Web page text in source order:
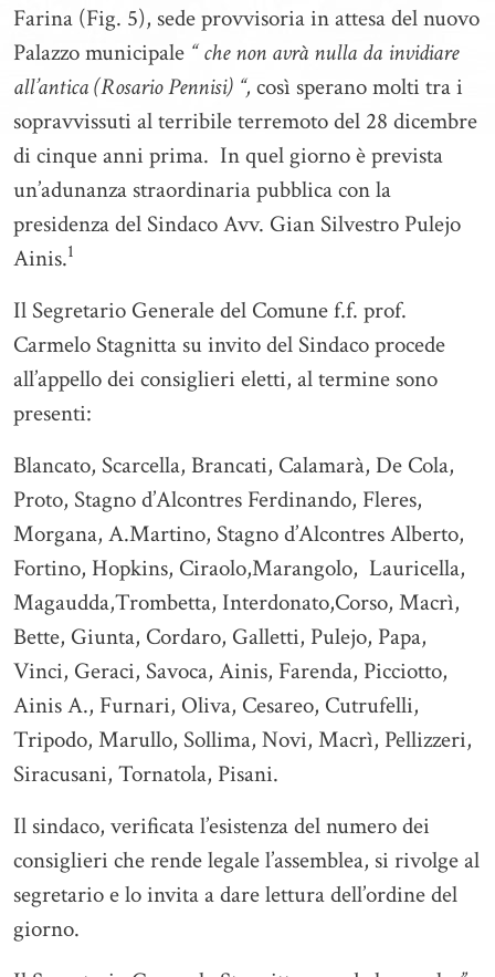
Farina (Fig. 5), sede provvisoria in attesa del nuovo
Palazzo municipale “ che non avrà nulla da invidiare
all’antica (Rosario Pennisi) “, così sperano molti tra i
sopravvissuti al terribile terremoto del 28 dicembre
di cinque anni prima. In quel giorno è prevista
un’adunanza straordinaria pubblica con la
presidenza del Sindaco Avv. Gian Silvestro Pulejo
Ainis.1
Il Segretario Generale del Comune f.f. prof.
Carmelo Stagnitta su invito del Sindaco procede
all’appello dei consiglieri eletti, al termine sono
presenti:
Blancato, Scarcella, Brancati, Calamarà, De Cola,
Proto, Stagno d’Alcontres Ferdinando, Fleres,
Morgana, A.Martino, Stagno d’Alcontres Alberto,
Fortino, Hopkins, Ciraolo,Marangolo, Lauricella,
Magaudda,Trombetta, Interdonato,Corso, Macrì,
Bette, Giunta, Cordaro, Galletti, Pulejo, Papa,
Vinci, Geraci, Savoca, Ainis, Farenda, Picciotto,
Ainis A., Furnari, Oliva, Cesareo, Cutrufelli,
Tripodo, Marullo, Sollima, Novi, Macrì, Pellizzeri,
Siracusani, Tornatola, Pisani.
Il sindaco, verificata l’esistenza del numero dei
consiglieri che rende legale l’assemblea, si rivolge al
segretario e lo invita a dare lettura dell’ordine del
giorno.